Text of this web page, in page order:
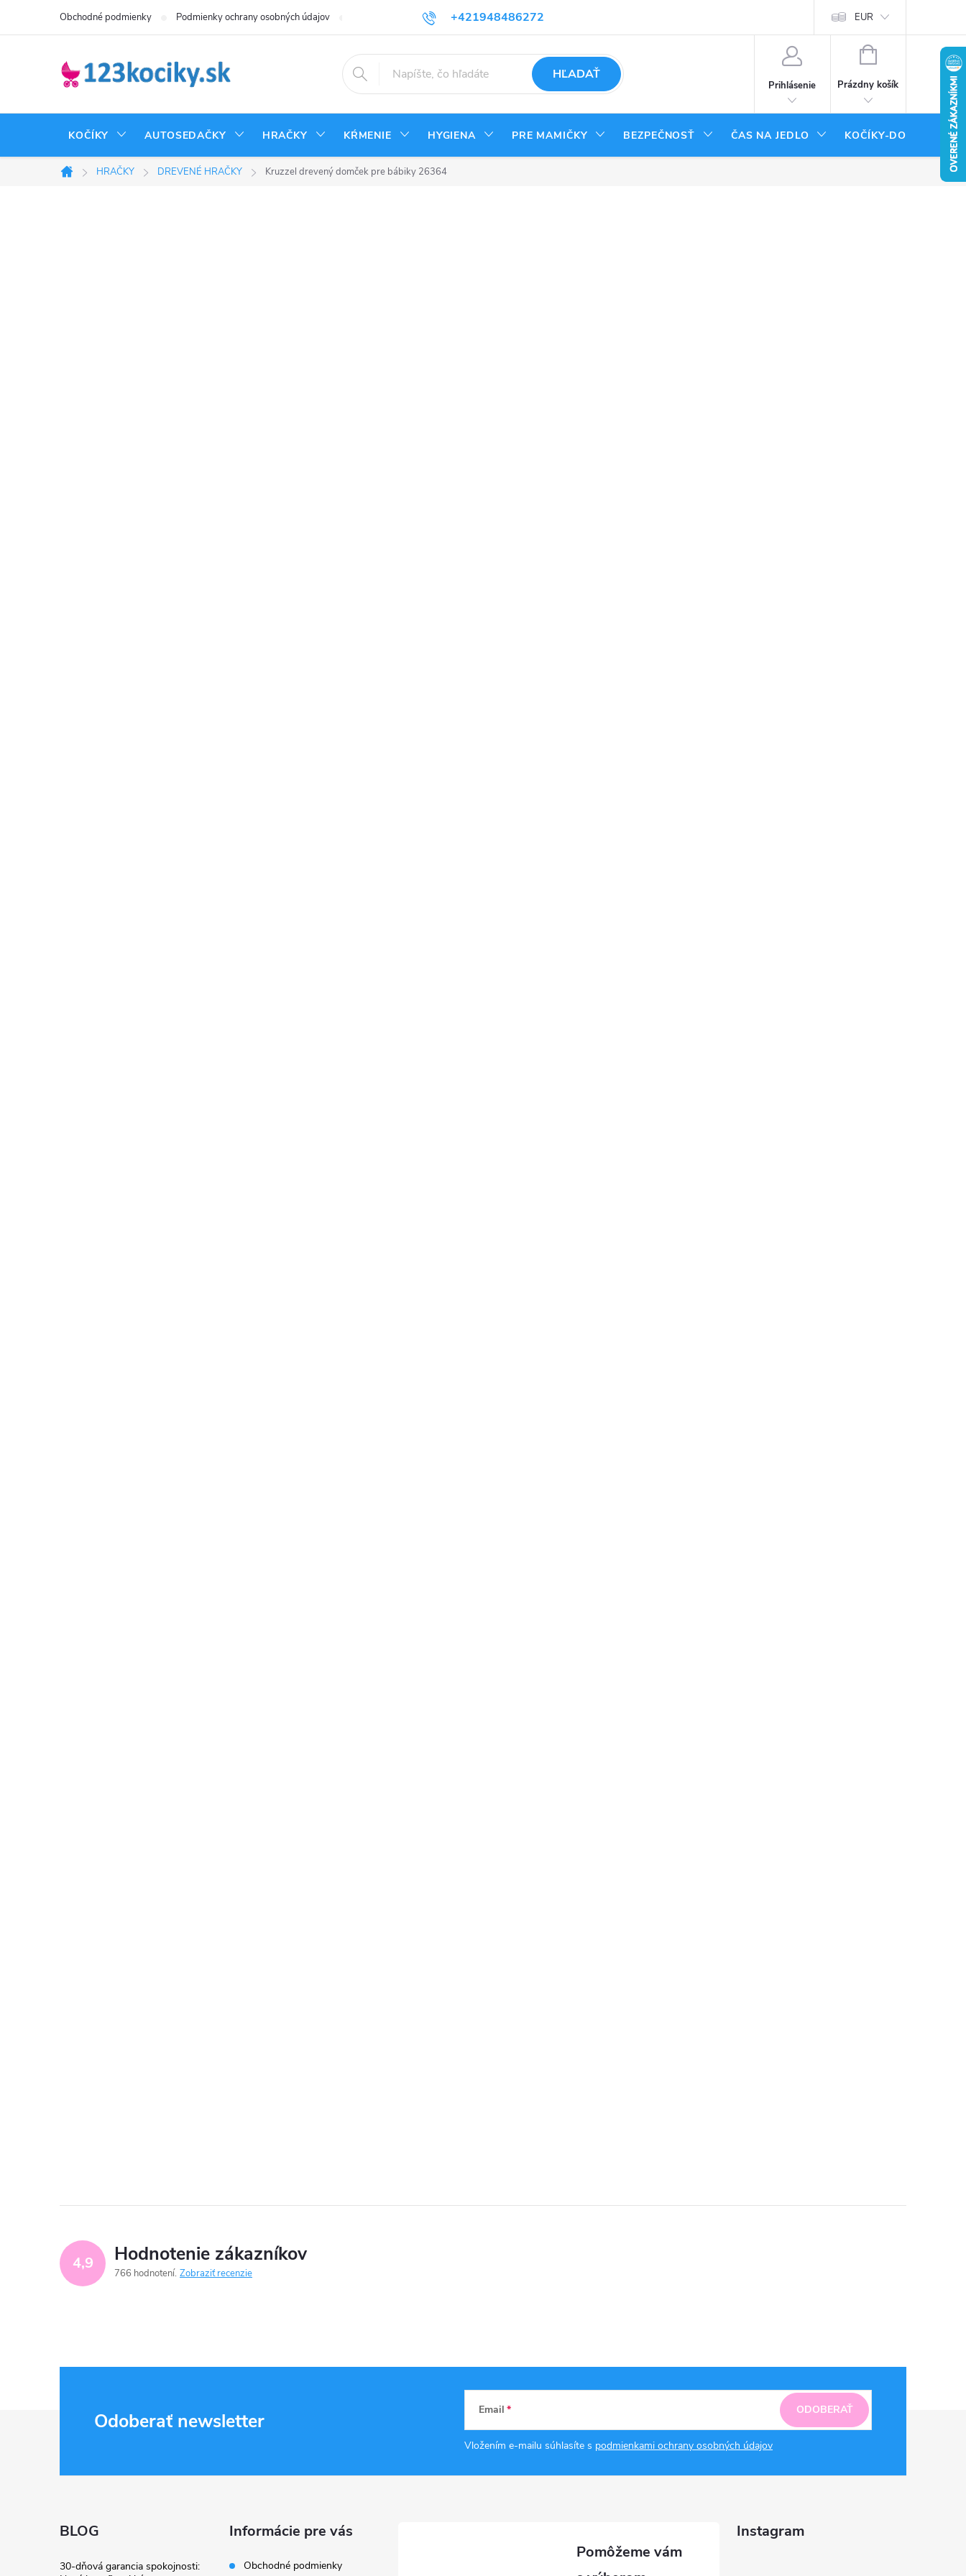
+421948486272
Obchodné podmienky Podmienky ochrany osobných údajov Reklamačný poriadok Kontakty Odstúpenie od zmluvy - vrátenie tovaru EUR
HĽADAŤ
Prihlásenie
NÁKUPNÝ
Prázdny košík
KOČÍKY AUTOSEDAČKY HRAČKY KŔMENIE HYGIENA PRE MAMIČKY BEZPEČNOSŤ ČAS NA JEDLO KOČÍKY-DOPLNKY
Domov
HRAČKY DREVENÉ HRAČKY Kruzzel drevený domček pre bábiky 26364
4,9 Hodnotenie zákazníkov
766 hodnotení Zobraziť recenzie
Odoberať newsletter Email
Vložením e-mailu súhlasíte s podmienkami ochrany osobných údajov
ODOBERAŤ
BLOG
30-dňová garancia spokojnosti:
Informácie pre vás
Obchodné podmienky
Instagram